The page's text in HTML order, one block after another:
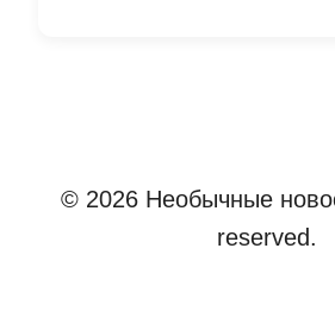
© 2026 Необычные
reserved.